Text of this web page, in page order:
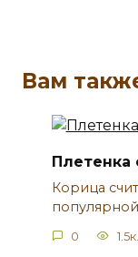
Вам
Плетенка
Корица
0 1.5к.